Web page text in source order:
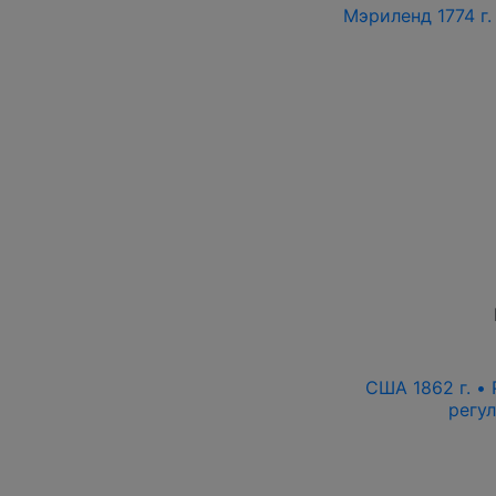
Мэриленд 1774
США 1862 г. •